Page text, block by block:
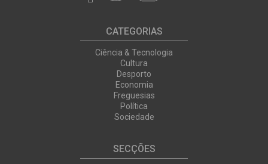
CATEGORIAS
Ciência & Tecnologia
Cultura
Desporto
Economia
Freguesias
Política
Sociedade
SECÇÕES